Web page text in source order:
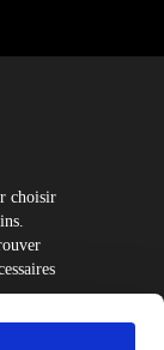
choisir